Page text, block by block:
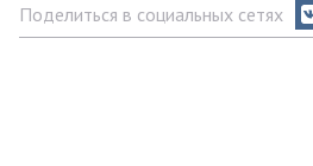
Поделиться в социальных сетях